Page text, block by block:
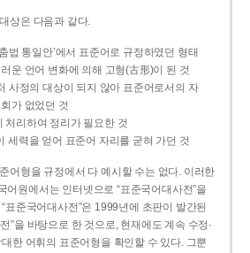
상은 다음과 같다.
법 통일안’에서 표준어로 규정하였던 형태
운 언어 변화에 의해 고형(古形)이 된 것
사정의 대상이 되지 않아 표준어로서의 자
가 없었던 것
처리하여 정리가 필요한 것
세력을 얻어 표준어 자리를 굳혀 가던 것
어형을 규정에서 다 예시할 수는 없다. 이러한
어원에서는 인터넷으로 “표준국어대사전”을
표준국어대사전”은 1999년에 초판이 발간된
”을 바탕으로 한 것으로, 현재에도 계속 수정·
한 어휘의 표준어형을 확인할 수 있다. 그뿐